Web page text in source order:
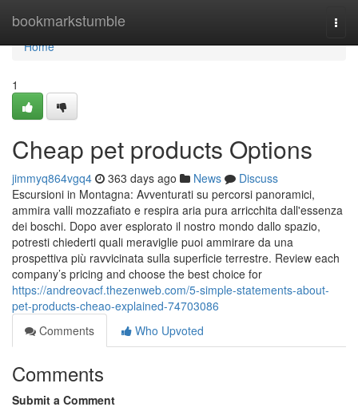
bookmarkstumble
Home
Home
1
Cheap pet products Options
jimmyq864vgq4 363 days ago News
Discuss
Escursioni in Montagna: Avventurati su percorsi panoramici,
ammira valli mozzafiato e respira aria pura arricchita dall'essenza
dei boschi. Dopo aver esplorato il nostro mondo dallo spazio,
potresti chiederti quali meraviglie puoi ammirare da una
prospettiva più ravvicinata sulla superficie terrestre. Review each
company’s pricing and choose the best choice for
https://andreovacf.thezenweb.com/5-simple-statements-about-
pet-products-cheao-explained-74703086
Comments
Who Upvoted
Comments
Submit a Comment